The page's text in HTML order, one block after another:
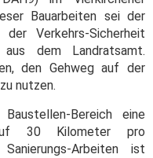
Bauarbeiten sei der
Verkehrs-Sicherheit
dem Landratsamt.
den Gehweg auf der
nutzen.
Bereich eine
auf 30 Kilometer pro
Arbeiten ist